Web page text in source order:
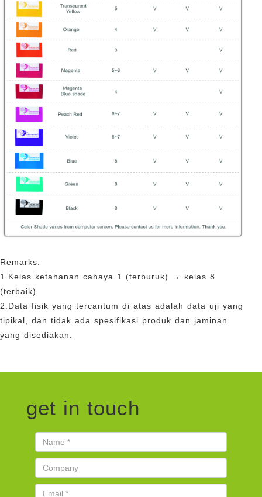
Remarks:
1.Kelas ketahanan cahaya 1 (terburuk) → kelas 8
(terbaik)
2.Data fisik yang tercantum di atas adalah data uji yang
tipikal, dan tidak ada spesifikasi produk dan jaminan
yang disediakan.
get in touch